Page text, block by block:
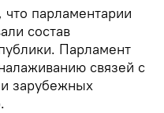
парламентарии
состав
Парламент
связей с
зарубежных